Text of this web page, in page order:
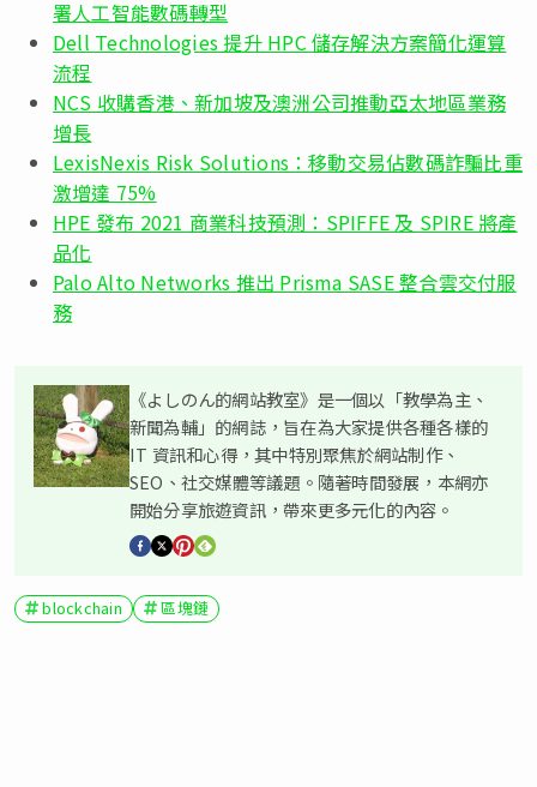
署人工智能數碼轉型
Dell Technologies 提升 HPC 儲存解決方案簡化運算
流程
NCS 收購香港、新加坡及澳洲公司推動亞太地區業務
增長
LexisNexis Risk Solutions：移動交易佔數碼詐騙比重
激增達 75%
HPE 發布 2021 商業科技預測：SPIFFE 及 SPIRE 將產
品化
Palo Alto Networks 推出 Prisma SASE 整合雲交付服
務
《よしのん的網站教室》是一個以「教學為主、
新聞為輔」的網誌，旨在為大家提供各種各樣的
IT 資訊和心得，其中特別聚焦於網站制作、
SEO、社交媒體等議題。隨著時間發展，本網亦
開始分享旅遊資訊，帶來更多元化的內容。
blockchain 區塊鏈